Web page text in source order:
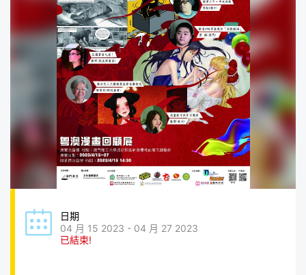
日期
04 月 15 2023 - 04 月 27 2023
已結束!